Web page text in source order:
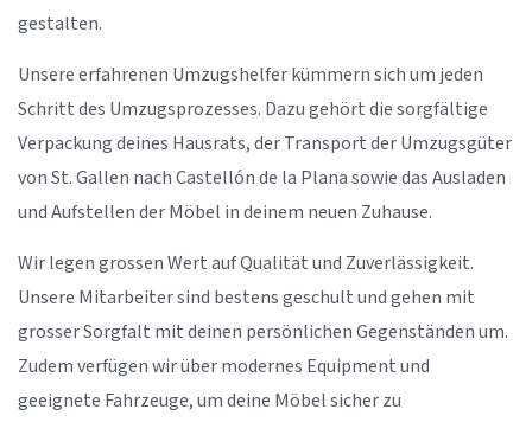
gestalten.
Unsere erfahrenen Umzugshelfer kümmern sich um jeden
Schritt des Umzugsprozesses. Dazu gehört die sorgfältige
Verpackung deines Hausrats, der Transport der Umzugsgüter
von St. Gallen nach Castellón de la Plana sowie das Ausladen
und Aufstellen der Möbel in deinem neuen Zuhause.
Wir legen grossen Wert auf Qualität und Zuverlässigkeit.
Unsere Mitarbeiter sind bestens geschult und gehen mit
grosser Sorgfalt mit deinen persönlichen Gegenständen um.
Zudem verfügen wir über modernes Equipment und
geeignete Fahrzeuge, um deine Möbel sicher zu